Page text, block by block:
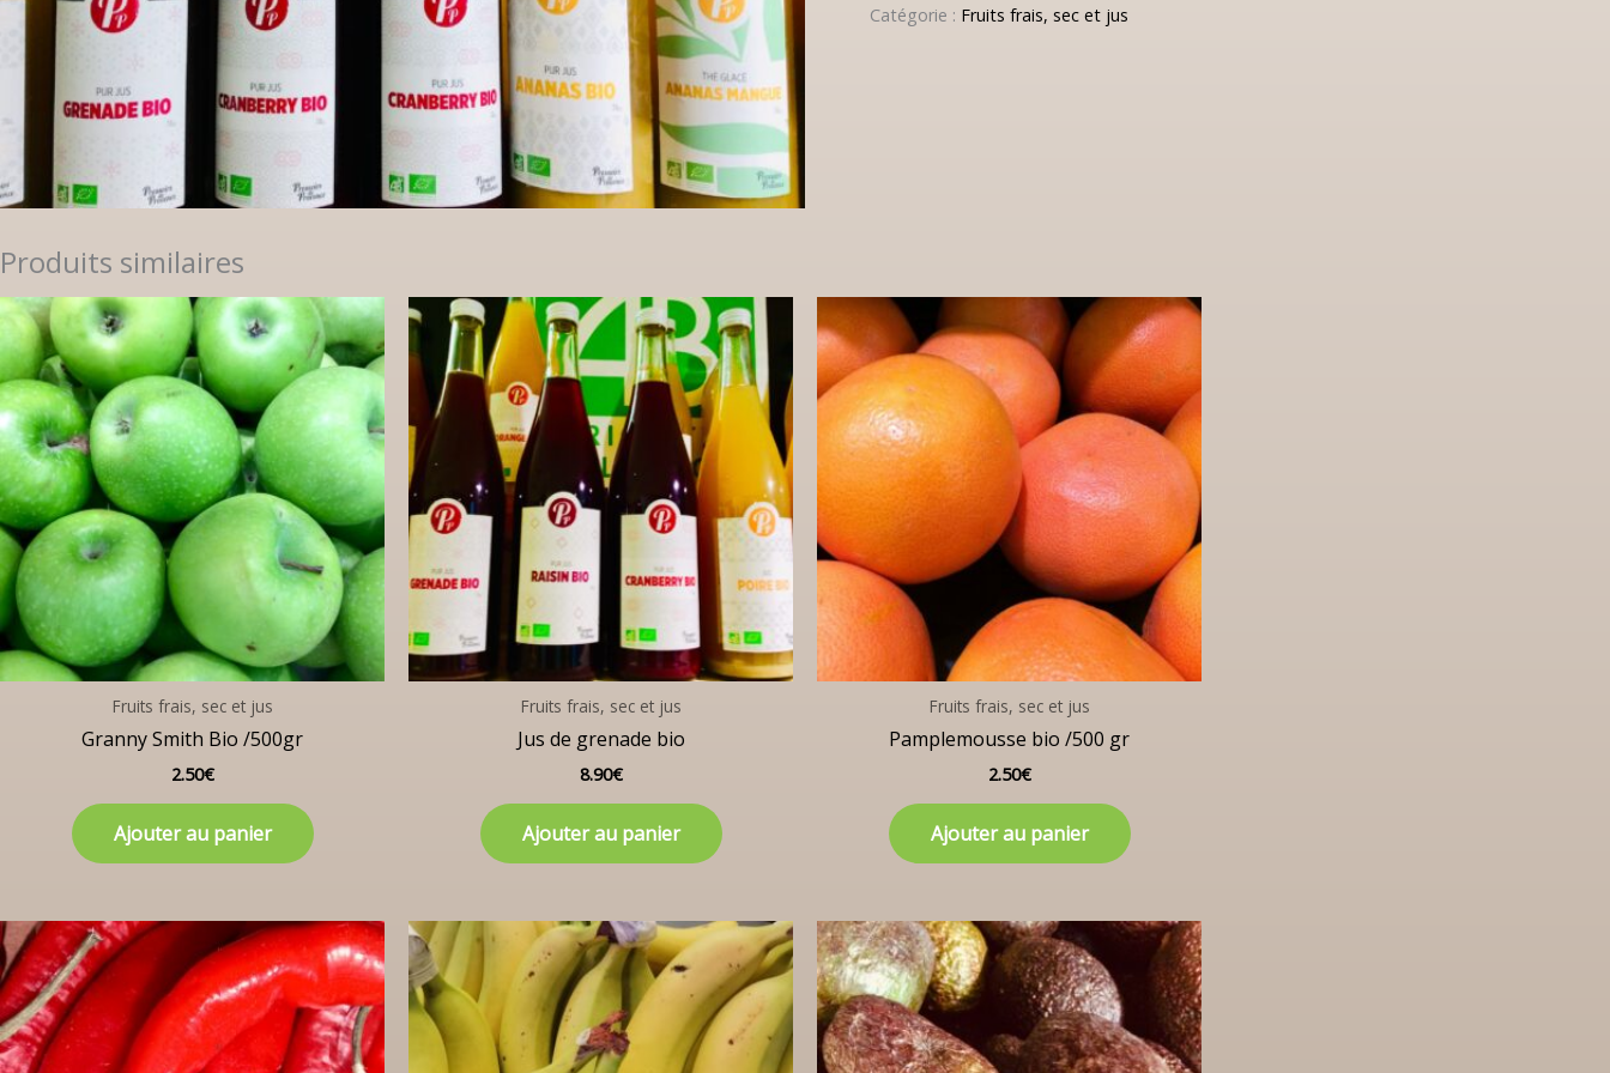
Catégorie : Fruits frais, sec et jus
Produits similaires
Fruits frais, sec et jus
Granny Smith Bio /500gr
2.50€
Ajouter au panier
Fruits frais, sec et jus
Jus de grenade bio
8.90€
Ajouter au panier
Fruits frais, sec et jus
Pamplemousse bio /500 gr
2.50€
Ajouter au panier